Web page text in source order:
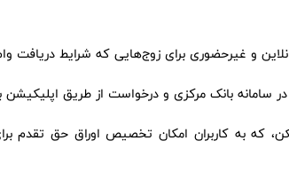
و غیرحضوری برای زوج‌هایی که شرایط دریافت وام
سامانه بانک مرکزی و درخواست از طریق اپلیکیشن
که به کاربران امکان تخصیص اوراق حق تقدم